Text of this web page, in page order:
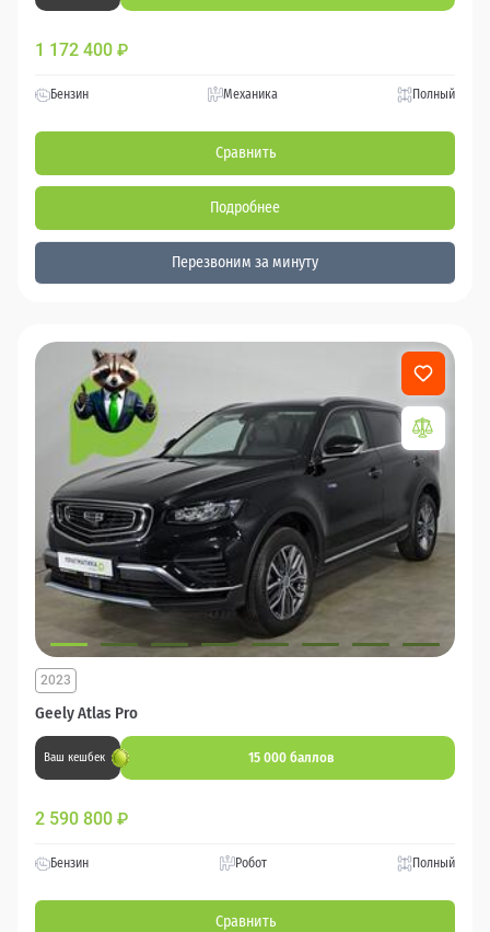
1 172 400 ₽
Бензин Механика Полный
Сравнить
Подробнее
Перезвоним за минуту
Geely Atlas Pro
2023
Ваш кешбек 15 000 баллов
2 590 800 ₽
Бензин Робот Полный
Сравнить